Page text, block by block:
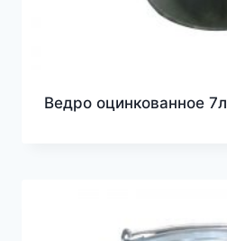
Ведро оцинкованное 7л